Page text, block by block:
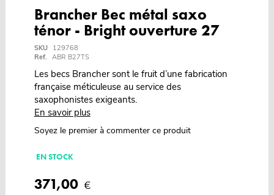
Brancher Bec métal saxo
ténor - Bright ouverture 27
SKU
129768
Ref. ABR B27TS
Les becs Brancher sont le fruit d’une fabrication
française méticuleuse au service des
saxophonistes exigeants.
En savoir plus
Soyez le premier à commenter ce produit
EN STOCK
371,00 €